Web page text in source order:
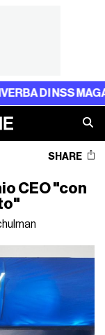
MAGAZINE -
SHARE
CEO "con